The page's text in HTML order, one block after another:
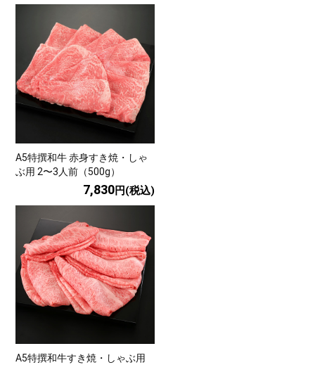
A5特撰和牛 赤身すき焼・しゃ
ぶ用 2〜3人前（500g）
7,830円(税込)
A5特撰和牛すき焼・しゃぶ用